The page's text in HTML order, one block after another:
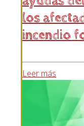
los
incendio
Leer más